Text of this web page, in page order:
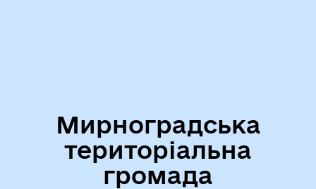
Мирноградська
територіальна
громада